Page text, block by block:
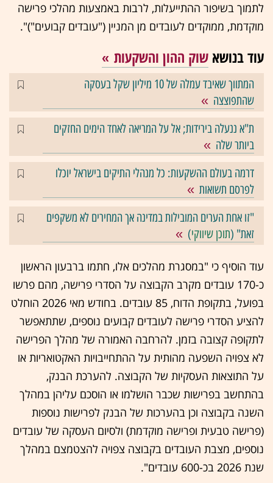
לתמוך בשיפור ההתייעלות, לרבות באמצעות מהלכי פרישה
מוקדמת, ממוקדים לעובדים מן המניין ("עובדים קבועים")".
עוד בנושא שוק ההון והשקעות
המתווך שאיבד עמלה של 10 מיליון שקל בעסקה
שהתפוצצה
ת"א ננעלה בירידות; אל על המריאה לאחד הימים החזקים
ביותר שלה
דרמה בעולם ההשקעות: כל מנהלי התיקים בישראל יוכלו
לפרסם תשואות
"זו אחת הערים המובילות במדינה אך המחירים לא משקפים
זאת" (תוכן שיווקי)
עוד הוסיף כי "במסגרת מהלכים אלו, חתמו ברבעון הראשון
כ-170 עובדים מקרב הקבוצה על הסדרי פרישה, מהם פרשו
בפועל, בתקופת הדוח, 85 עובדים. בחודש מאי 2026 הוחלט
להציע הסדרי פרישה לעובדים קבועים נוספים, שתתאפשר
לתקופה קצובה בזמן. להרחבה האמורה של מהלך הפרישה
לא צפויה השפעה מהותית על ההתחייבויות האקטואריות או
על התוצאות העסקיות של הקבוצה. להערכת הבנק,
בהתחשב בפרישות שכבר הושלמו או הוסכם עליהן במהלך
השנה בקבוצה וכן בהערכות של הבנק לפרישות נוספות
(פרישה טבעית ופרישה מוקדמת) ולסיום העסקה של עובדים
נוספים, מצבת העובדים בקבוצה צפויה להצטמצם במהלך
שנת 2026 בכ-600 עובדים".